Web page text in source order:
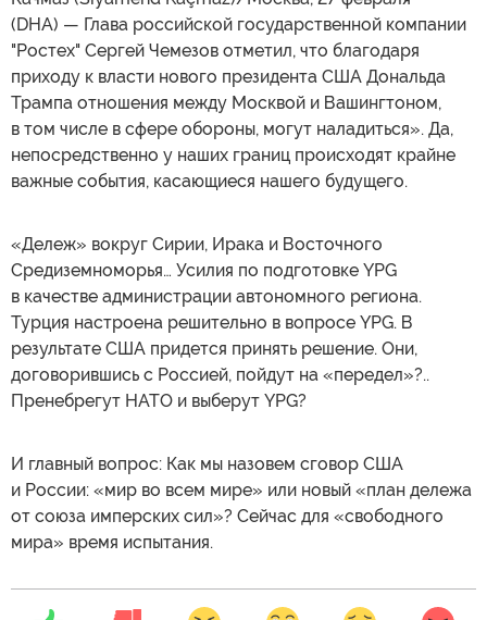
(DHA) — Глава российской государственной компании
"Ростех" Сергей Чемезов отметил, что благодаря
приходу к власти нового президента США Дональда
Трампа отношения между Москвой и Вашингтоном,
в том числе в сфере обороны, могут наладиться». Да,
непосредственно у наших границ происходят крайне
важные события, касающиеся нашего будущего.
«Дележ» вокруг Сирии, Ирака и Восточного
Средиземноморья… Усилия по подготовке YPG
в качестве администрации автономного региона.
Турция настроена решительно в вопросе YPG. В
результате США придется принять решение. Они,
договорившись с Россией, пойдут на «передел»?..
Пренебрегут НАТО и выберут YPG?
И главный вопрос: Как мы назовем сговор США
и России: «мир во всем мире» или новый «план дележа
от союза имперских сил»? Сейчас для «свободного
мира» время испытания.